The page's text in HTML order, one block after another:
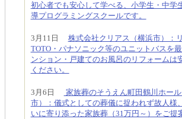
初心者でも安心して学べる、小学生・中学
導プログラミングスクールです。
3月11日 株式会社クリアス（横浜市）：
TOTO・パナソニック等のユニットバスを
ンション・戸建てのお風呂のリフォームは
ください。
3月6日
家族葬のそうえん町田鶴川ホー
市）：儀式としての葬儀に捉われず故人様
いに寄り添った家族葬（31万円～）をご提